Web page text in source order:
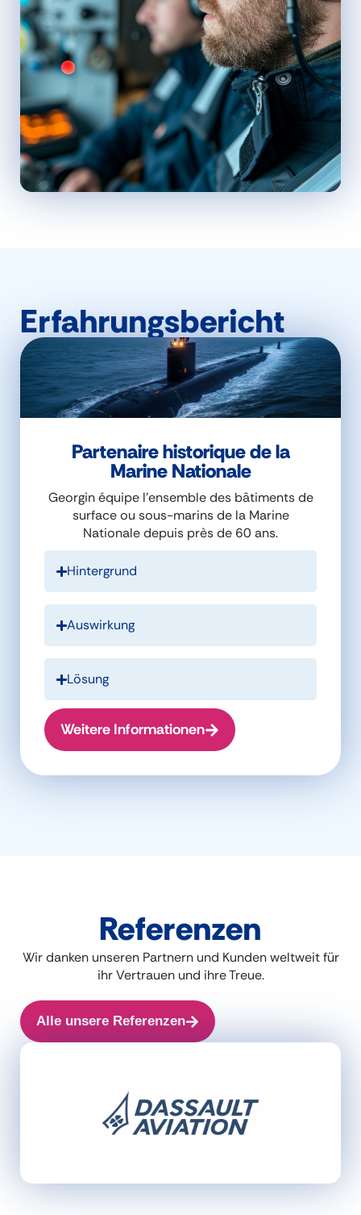
Erfahrungsbericht
Partenaire historique de la
Marine Nationale
Georgin équipe l’ensemble des bâtiments de
surface ou sous-marins de la Marine
Nationale depuis près de 60 ans.
Hintergrund
Auswirkung
Lösung
Weitere Informationen
Referenzen
Wir danken unseren Partnern und Kunden weltweit für
ihr Vertrauen und ihre Treue.
Alle unsere Referenzen